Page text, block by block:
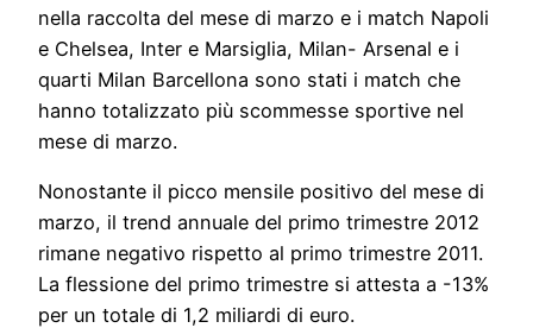
nella raccolta del mese di marzo e i match Napoli
e Chelsea, Inter e Marsiglia, Milan- Arsenal e i
quarti Milan Barcellona sono stati i match che
hanno totalizzato più scommesse sportive nel
mese di marzo.
Nonostante il picco mensile positivo del mese di
marzo, il trend annuale del primo trimestre 2012
rimane negativo rispetto al primo trimestre 2011.
La flessione del primo trimestre si attesta a -13%
per un totale di 1,2 miliardi di euro.